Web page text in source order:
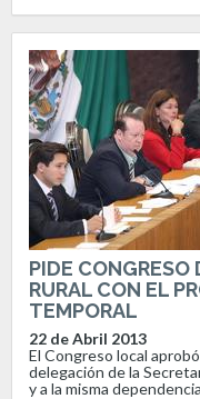
PIDE CONGRESO
RURAL CON EL
TEMPORAL
22 de Abril 2013
El Congreso local
delegación de la
y a la misma